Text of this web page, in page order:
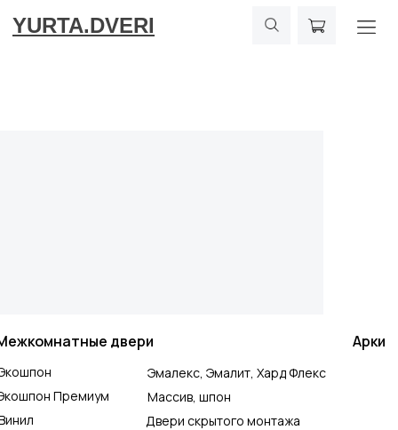
YURTA.DVERI
Премиум
Двери скрытого монтажа
Массив, шпон
Эмалекс, Эмалит, Хард Флекс
Арки
двери